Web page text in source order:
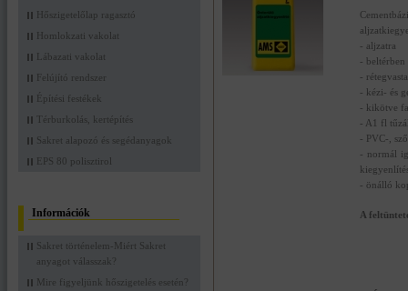
Hőszigetelőlap ragasztó
Homlokzati vakolat
Lábazati vakolat
Felújító rendszer
Építési festékek
Térburkolás, kertépítés
Sakret alapozó és segédanyagok
EPS 80 polisztirol
Információk
Sakret történelem-Miért Sakret
anyagot válasszak?
Mire figyeljünk hőszigetelés esetén?
- aljzatra
- beltérben
-
- kézi- és
- kikötve
- A1 fl
- PVC-,
- normál
- önálló
A